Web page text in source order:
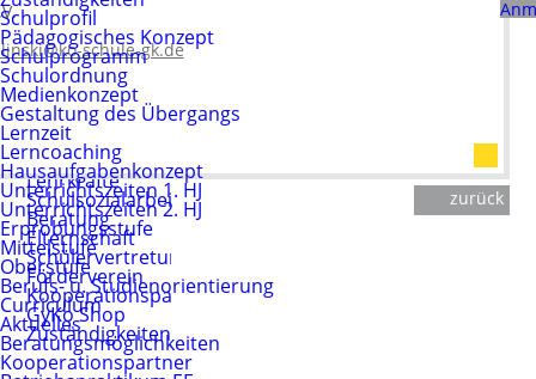
Schulprofil
Pädagogisches Konzept
Schulprogramm
Schulordnung
Medienkonzept
Gestaltung des Übergangs
Lernzeit
Lerncoaching
Hausaufgabenkonzept
Unterrichtszeiten 1. HJ
Unterrichtszeiten 2. HJ
Erprobungsstufe
Mittelstufe
Oberstufe
Berufs- u. Studienorientierung
Curriculum
Aktuelles
Beratungsmöglichkeiten
Kooperationspartner
Neuanmeldungen
Schulleitung
Sekretariat
Hausmeister
Lehrkräfte
Schulsozialarbeit
Beratung
Elternschaft
Schülervertretung
Förderverein
Kooperationspartner
GyKo Shop
Zuständigkeiten
schule-gk.de
zurück